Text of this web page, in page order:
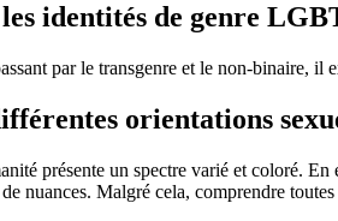
identités de genre
par le transgenre et le non-binaire, il
orientations
présente un spectre varié et coloré.
nuances. Malgré cela, comprendre